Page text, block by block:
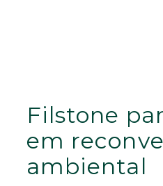
Filstone
em
ambiental